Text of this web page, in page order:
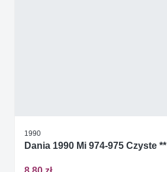
1990
Dania 1990 Mi 974-975 Czyste **